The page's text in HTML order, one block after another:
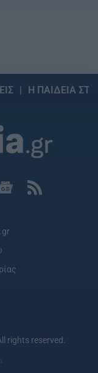
Η ΠΑΙΔΕΙΑ
rights reserved.